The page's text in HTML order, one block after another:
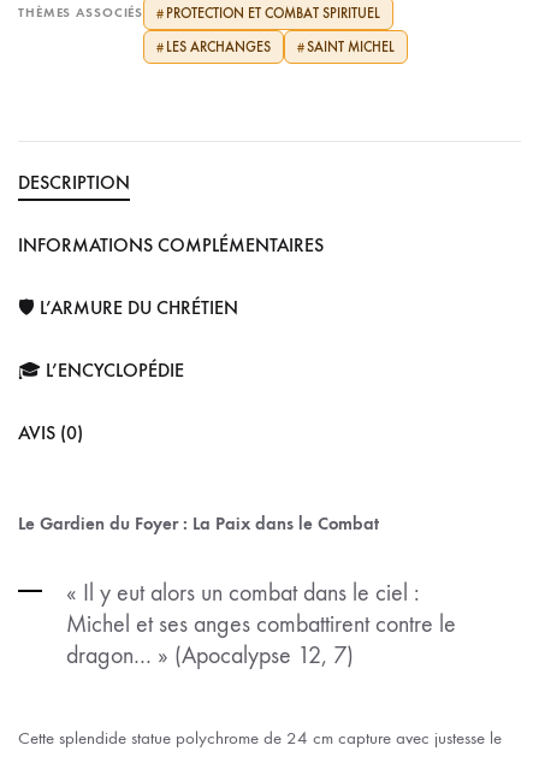
THÈMES ASSOCIÉS # PROTECTION ET COMBAT SPIRITUEL
# LES ARCHANGES #SAINT MICHEL
DESCRIPTION
INFORMATIONS COMPLÉMENTAIRES
🛡️ L’ARMURE DU CHRÉTIEN
🎓 L’ENCYCLOPÉDIE
AVIS (0)
Le Gardien du Foyer : La Paix dans le Combat
« Il y eut alors un combat dans le ciel :
Michel et ses anges combattirent contre le
dragon… » (Apocalypse 12, 7)
Cette splendide statue polychrome de 24 cm capture avec justesse le